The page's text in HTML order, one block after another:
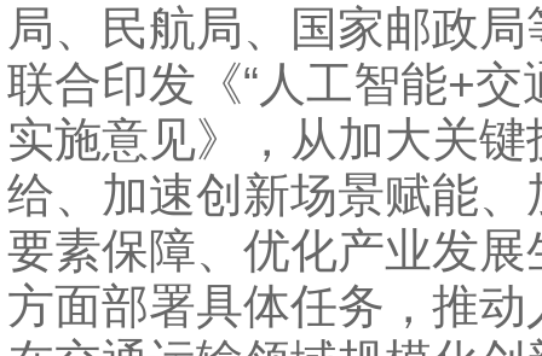
局、民航局、国家邮政局
联合印发《“人工智能+交
实施意见》，从加大关键
给、加速创新场景赋能、
要素保障、优化产业发展
方面部署具体任务，推动